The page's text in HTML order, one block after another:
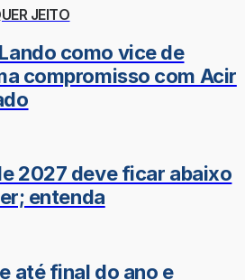
JEITO
como vice de
compromisso com Acir
2027 deve ficar abaixo
entenda
até final do ano e